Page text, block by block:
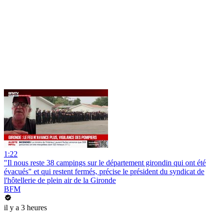
1:22
"Il nous reste 38 campings sur le département girondin qui ont été
évacués" et qui restent fermés, précise le président du syndicat de
l'hôtellerie de plein air de la Gironde
BFM
il y a 3 heures